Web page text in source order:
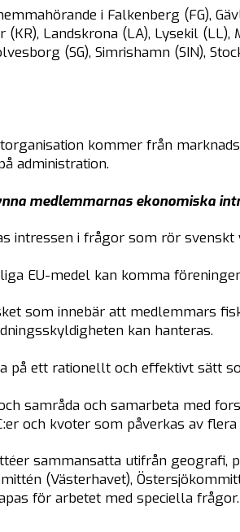
i Falkenberg (FG),
Landskrona (LA), Lysekil (LL),
(SG), Simrishamn (SIN),
kommer från
administration.
medlemmarnas ekonomiska
intressen i frågor som rör
EU-medel kan komma
som innebär att medlemmars
kan hanteras.
på ett rationellt och effektivt sätt
samråda och samarbeta med
och kvoter som påverkas av
sammansatta utifrån geografi,
(Västerhavet),
för arbetet med speciella